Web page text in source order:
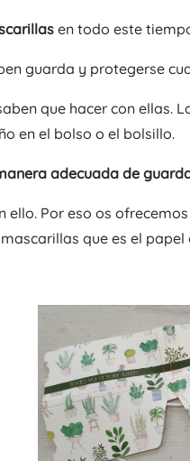
en todo este
guarda y protegerse
que hacer con ellas.
en el bolso o el bolsillo.
adecuada de
ello. Por eso os
que es el